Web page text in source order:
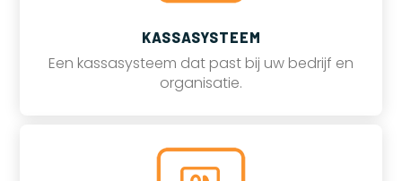
KASSASYSTEEM
Een kassasysteem dat past bij uw bedrijf en
organisatie.